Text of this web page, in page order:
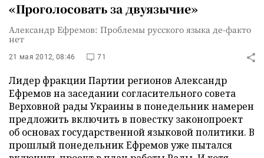
«Проголосовать за двуязычие»
Александр Ефремов: Проблемы русского языка де-факто
нет
21 мая 2012, 08:46 71
Лидер фракции Партии регионов Александр
Ефремов на заседании согласительного совета
Верховной рады Украины в понедельник намерен
предложить включить в повестку законопроект
об основах государственной языковой политики. В
прошлый понедельник Ефремов уже пытался